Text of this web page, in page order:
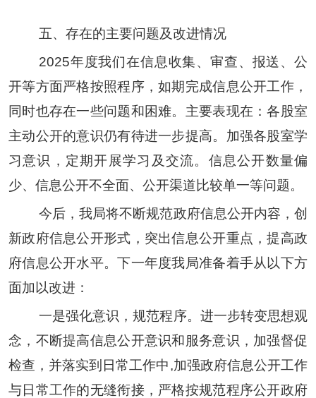
五、存在的主要问题及改进情况
2025年度我们在信息收集、审查、报送、公
开等方面严格按照程序，如期完成信息公开工作，
同时也存在一些问题和困难。主要表现在：各股室
主动公开的意识仍有待进一步提高。加强各股室学
习意识，定期开展学习及交流。信息公开数量偏
少、信息公开不全面、公开渠道比较单一等问题。
今后，我局将不断规范政府信息公开内容，创
新政府信息公开形式，突出信息公开重点，提高政
府信息公开水平。下一年度我局准备着手从以下方
面加以改进：
一是强化意识，规范程序。 进一步转变思想观
念，不断提高信息公开意识和服务意识，加强督促
检查，并落实到日常工作中,加强政府信息公开工作
与日常工作的无缝衔接，严格按规范程序公开政府